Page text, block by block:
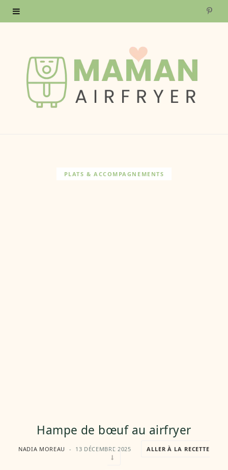
P
PLATS & ACCOMPAGNEMENTS
Hampe de bœuf au airfryer
NADIA MOREAU 13 DÉCEMBRE 2025 ALLER À LA RECETTE